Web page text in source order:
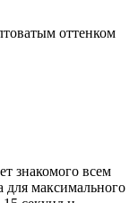
знакомого всем
для максимального